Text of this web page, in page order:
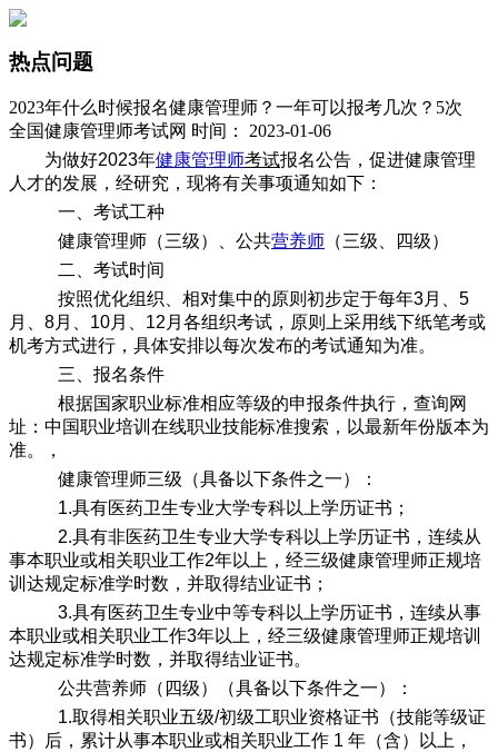
热点问题
2023年什么时候报名健康管理师？一年可以报考几次？5次
全国健康管理师考试网 时间： 2023-01-06
为做好2023年健康管理师考试报名公告，促进健康管理
人才的发展，经研究，现将有关事项通知如下：
一、考试工种
健康管理师（三级）、公共营养师 （三级、四级）
二、考试时间
按照优化组织、相对集中的原则初步定于每年3月、5
月、8月、10月、12月各组织考试，原则上采用线下纸笔考或
机考方式进行，具体安排以每次发布的考试通知为准。
三、报名条件
根据国家职业标准相应等级的申报条件执行，查询网
址：中国职业培训在线职业技能标准搜索，以最新年份版本为
准。，
健康管理师三级（具备以下条件之一）：
1.具有医药卫生专业大学专科以上学历证书；
2.具有非医药卫生专业大学专科以上学历证书，连续从
事本职业或相关职业工作2年以上，经三级健康管理师正规培
训达规定标准学时数，并取得结业证书；
3.具有医药卫生专业中等专科以上学历证书，连续从事
本职业或相关职业工作3年以上，经三级健康管理师正规培训
达规定标准学时数，并取得结业证书。
公共营养师（四级）（具备以下条件之一）：
1.取得相关职业五级/初级工职业资格证书（技能等级证
书）后，累计从事本职业或相关职业工作 1 年（含）以上，